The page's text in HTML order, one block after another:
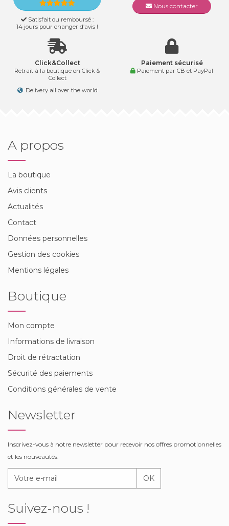
Satisfait ou remboursé :
14 jours pour changer d’avis !
Nous contacter
Click&Collect
Retrait à la boutique en Click &
Collect
Delivery all over the world
Paiement sécurisé
Paiement par CB et PayPal
A propos
La boutique
Avis clients
Actualités
Contact
Données personnelles
Gestion des cookies
Mentions légales
Boutique
Mon compte
Informations de livraison
Droit de rétractation
Sécurité des paiements
Conditions générales de vente
Newsletter
Inscrivez-vous à notre newsletter pour recevoir nos offres promotionnelles
et les nouveautés.
OK
Suivez-nous !